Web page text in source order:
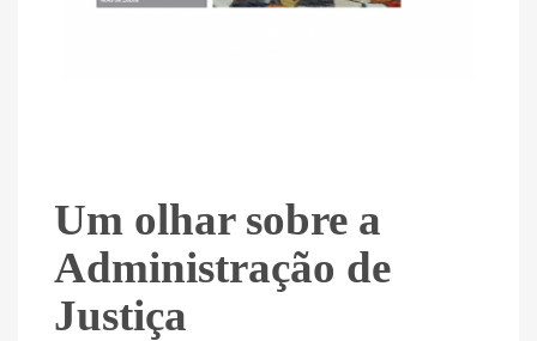
Um olhar sobre a
Administração de
Justiça